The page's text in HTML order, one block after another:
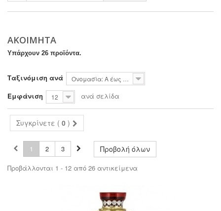
ΑΚΟΙΜΗΤΑ
Υπάρχουν 26 προϊόντα.
Ταξινόμιση ανά
Εμφάνιση 12 ανά σελίδα
Συγκρίνετε ( 0 )
Προβολή όλων
1 2 3
Προβάλλονται 1 - 12 από 26 αντικείμενα